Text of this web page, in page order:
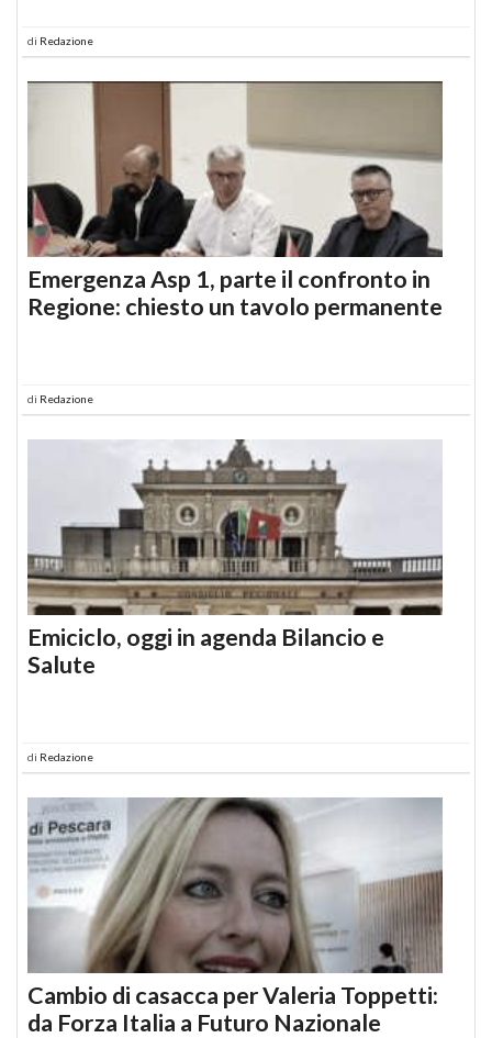
di Redazione
Emergenza Asp 1, parte il confronto in
Regione: chiesto un tavolo permanente
di Redazione
Emiciclo, oggi in agenda Bilancio e
Salute
di Redazione
Cambio di casacca per Valeria Toppetti:
da Forza Italia a Futuro Nazionale